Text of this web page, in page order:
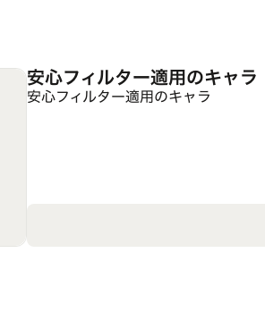
安心フィルター適用のキャラ
安心フィルター適用のキャラ